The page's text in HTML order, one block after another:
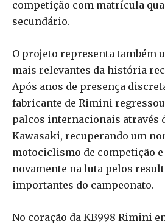
competição com matrícula
secundário.
O projeto representa também
mais relevantes da história
Após anos de presença
fabricante de Rimini
palcos internacionais através
Kawasaki, recuperando um
motociclismo de competição
novamente na luta pelos
importantes do campeonato.
No coração da KB998 Rimini